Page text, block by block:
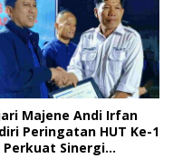
Majene Andi Irfan
Peringatan HUT Ke-1
Perkuat Sinergi